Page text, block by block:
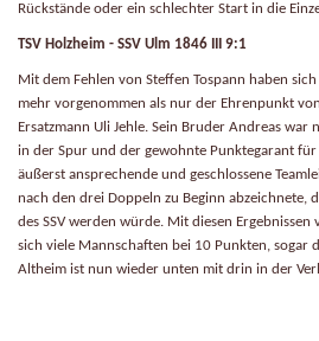
Rückstände oder ein schlechter Start in die
TSV Holzheim - SSV Ulm 1846 III 9:1
Mit dem Fehlen von Steffen Tospann haben
mehr vorgenommen als nur der Ehrenpunkt
Ersatzmann Uli Jehle. Sein Bruder Andreas war
in der Spur und der gewohnte Punktegarant für
äußerst ansprechende und geschlossene
nach den drei Doppeln zu Beginn abzeichnete,
des SSV werden würde. Mit diesen
sich viele Mannschaften bei 10 Punkten, sogar
Altheim ist nun wieder unten mit drin in der